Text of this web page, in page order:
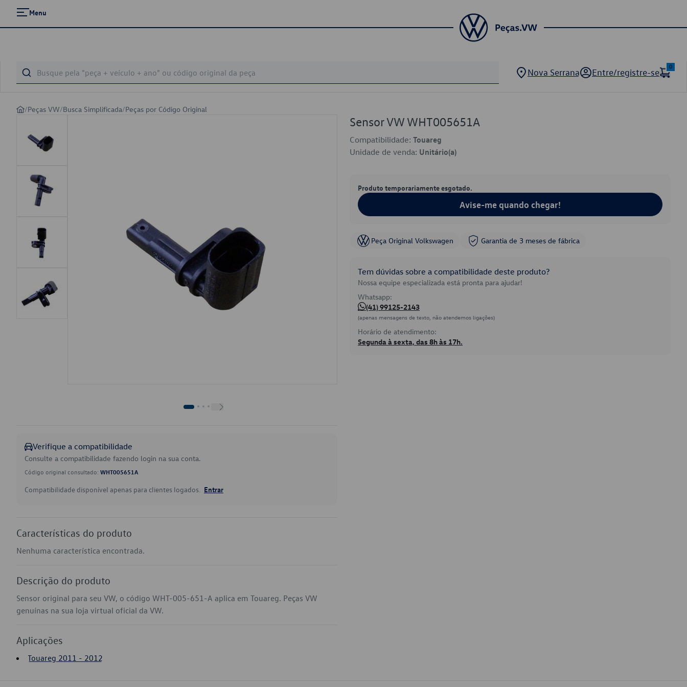
Menu
Nova Serrana Entre/registre-se
0
/Peças VW/Busca Simplificada/Peças por Código Original
Verifique a compatibilidade
Consulte a compatibilidade fazendo login na sua conta.
Código original consultado: WHT005651A
Compatibilidade disponível apenas para clientes logados. Entrar
Características do produto
Nenhuma característica encontrada.
Descrição do produto
Sensor original para seu VW, o código WHT-005-651-A aplica em Touareg. Peças VW
genuínas na sua loja virtual oficial da VW.
Aplicações
Touareg 2011 - 2012
Sensor VW WHT005651A
Compatibilidade: Touareg
Unidade de venda: Unitário(a)
Produto temporariamente esgotado.
Avise-me quando chegar!
Peça Original Volkswagen Garantia de 3 meses de fábrica
Tem dúvidas sobre a compatibilidade deste produto?
Nossa equipe especializada está pronta para ajudar!
Whatsapp:
(41) 99125-2143
(apenas mensagens de texto, não atendemos ligações)
Horário de atendimento:
Segunda à sexta, das 8h às 17h.